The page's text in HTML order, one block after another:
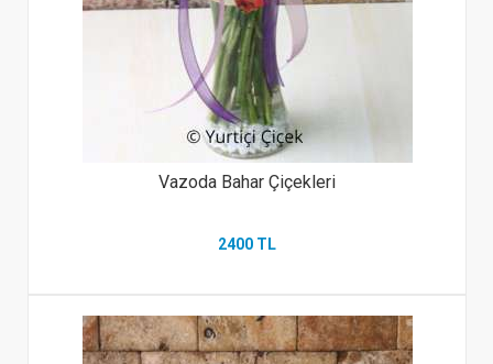
Vazoda Bahar Çiçekleri
2400 TL